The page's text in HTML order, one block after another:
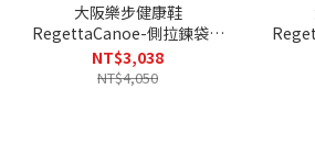
大阪樂步健康鞋
RegettaCanoe-側拉鍊袋鼠
鞋休閒鞋CJGS1305(DBR-深
棕色)
NT$3,038
NT$4,050
鞋休